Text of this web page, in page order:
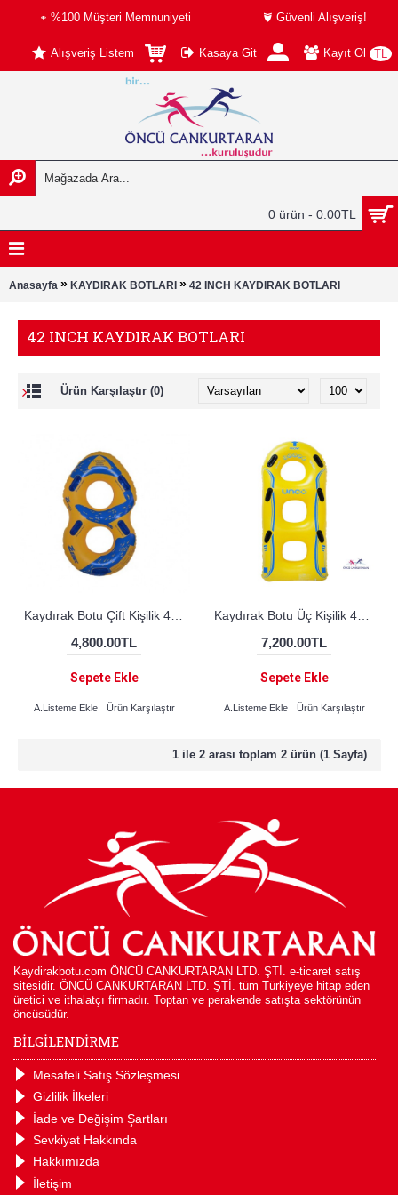
%100 Müşteri Memnuniyeti Güvenli Alışveriş!
TL
Alışveriş Listem Kasaya Git Kayıt Ol
0 ürün - 0.00TL
Anasayfa » KAYDIRAK BOTLARI » 42 INCH KAYDIRAK BOTLARI
42 INCH KAYDIRAK BOTLARI
Ürün Karşılaştır (0)
4,800.00TL
Sepete Ekle
A.Listeme Ekle Ürün Karşılaştır
7,200.00TL
Sepete Ekle
A.Listeme Ekle Ürün Karşılaştır
1 ile 2 arası toplam 2 ürün (1 Sayfa)
Kaydirakbotu.com ÖNCÜ CANKURTARAN LTD. ŞTİ. e-ticaret satış
sitesidir. ÖNCÜ CANKURTARAN LTD. ŞTİ. tüm Türkiyeye hitap eden
üretici ve ithalatçı firmadır. Toptan ve perakende satışta sektörünün
öncüsüdür.
BİLGİLENDİRME
Mesafeli Satış Sözleşmesi
Gizlilik İlkeleri
İade ve Değişim Şartları
Sevkiyat Hakkında
Hakkımızda
İletişim